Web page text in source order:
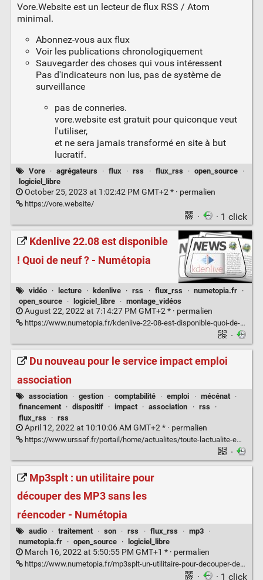
Vore.Website est un lecteur de flux RSS / Atom
minimal.
Abonnez-vous aux flux
Voir les publications chronologiquement
Sauvegarder des choses qui vous intéressent
Pas d'indicateurs non lus, pas de système de
surveillance
pas de conneries.
vore.website est gratuit pour quiconque veut
l'utiliser,
et ne sera jamais transformé en site à but
lucratif.
Vore · agrégateurs · flux · rss · flux_rss · open_source
·
logiciel_libre
October 25, 2023 at 1:02:42 PM GMT+2 * · permalien
https://vore.website/
· · 1 click
Kdenlive 22.08 est disponible
! Quoi de neuf ? - Numétopia
vidéo · lecture · kdenlive · rss · flux_rss · numetopia.fr
·
open_source
· logiciel_libre · montage_vidéos
August 22, 2022 at 7:14:27 PM GMT+2 * · permalien
https://www.numetopia.fr/kdenlive-22-08-est-disponible-quoi-de-neuf/#utm_source=rss&utm_medium=rss&utm_campaign=kdenlive-22-08-est-disponible-quoi-de-neuf
·
Du nouveau pour le service impact emploi
association
association · gestion · comptabilité · emploi · mécénat
·
financement
· dispositif · impact · association · rss
·
flux_rss
· rss
April 12, 2022 at 10:10:06 AM GMT+2 * · permalien
https://www.urssaf.fr/portail/home/actualites/toute-lactualite-employeur/du-nouveau-pour-le-service-impac.html
·
Mp3splt : un utilitaire pour
découper des MP3 sans les
réencoder - Numétopia
audio · traitement · son · rss · flux_rss · mp3
·
numetopia.fr
· open_source · logiciel_libre
March 16, 2022 at 5:50:55 PM GMT+1 * · permalien
https://www.numetopia.fr/mp3splt-un-utilitaire-pour-decouper-des-mp3-sans-les-reencoder/#utm_source=rss&utm_medium=rss&utm_campaign=mp3splt-un-utilitaire-pour-decouper-des-mp3-sans-les-reencoder
· · 1 click